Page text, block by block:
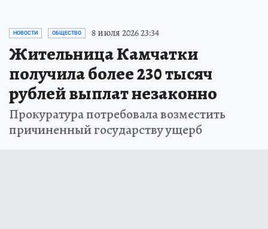
НОВОСТИ ОБЩЕСТВО 8 июля 2026 23:34
Жительница Камчатки
получила более 230 тысяч
рублей выплат незаконно
Прокуратура потребовала возместить
причиненный государству ущерб